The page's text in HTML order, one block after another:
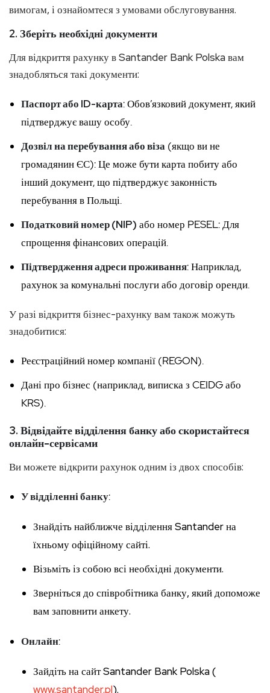
вимогам, і ознайомтеся з умовами обслуговування.
2. Зберіть необхідні документи
Для відкриття рахунку в Santander Bank Polska вам
знадобляться такі документи:
Паспорт або ID-карта: Обов’язковий документ, який
підтверджує вашу особу.
Дозвіл на перебування або віза (якщо ви не
громадянин ЄС): Це може бути карта побиту або
інший документ, що підтверджує законність
перебування в Польщі.
Податковий номер (NIP) або номер PESEL: Для
спрощення фінансових операцій.
Підтвердження адреси проживання: Наприклад,
рахунок за комунальні послуги або договір оренди.
У разі відкриття бізнес-рахунку вам також можуть
знадобитися:
Реєстраційний номер компанії (REGON).
Дані про бізнес (наприклад, виписка з CEIDG або
KRS).
3. Відвідайте відділення банку або скористайтеся
онлайн-сервісами
Ви можете відкрити рахунок одним із двох способів:
У відділенні банку:
Знайдіть найближче відділення Santander на
їхньому офіційному сайті.
Візьміть із собою всі необхідні документи.
Зверніться до співробітника банку, який допоможе
вам заповнити анкету.
Онлайн:
Зайдіть на сайт Santander Bank Polska (
www.santander.pl).